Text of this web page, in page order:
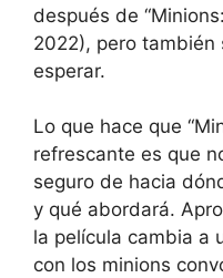
después de
2022), pero también
esperar.
Lo que hace que
refrescante es que
seguro de hacia
y qué abordará.
la película cambia a
con los minions